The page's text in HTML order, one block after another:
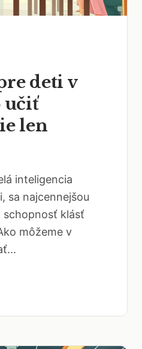
deti v
učiť
len
inteligencia
sa najcennejšou
schopnosť klásť
môžeme v